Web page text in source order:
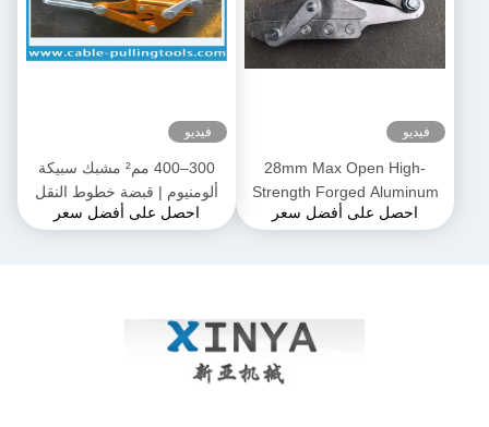
فيديو
28mm Max Open High-
Strength Forged Aluminum
Alloy Come-Along Clamp معاحصل على أفضل سعر
فيديو
300–400 مم² مشبك سبيكة
ألومنيوم | قبضة خطوط النقل
لموصلات ACSR و AAAC
احصل على أفضل سعر